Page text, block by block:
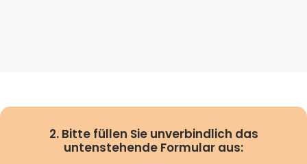
2. Bitte füllen Sie unverbindlich das
untenstehende Formular aus: